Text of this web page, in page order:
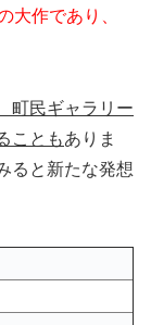
大作であり、
町民ギャラリー
こともありま
ると新たな発想